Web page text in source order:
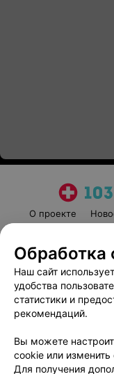
О проекте
Обработка
Наш сайт
удобства
статистики и
рекомендаций.
Вы можете
cookie или изменить
Для получения